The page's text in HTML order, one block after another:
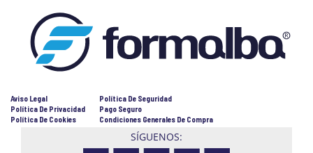
Aviso Legal
Política De Privacidad
Política De Cookies
Política De Seguridad
Pago Seguro
Condiciones Generales De Compra
SÍGUENOS: